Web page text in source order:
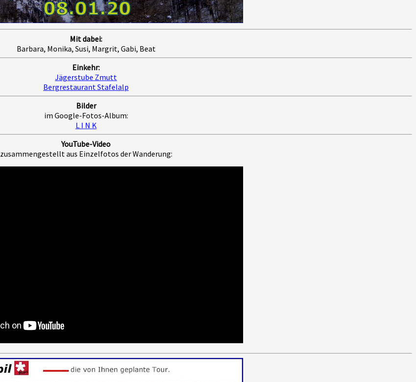
Mit dabei:
Barbara, Monika, Susi, Margrit, Gabi, Beat
Einkehr:
Jägerstube Zmutt
Bergrestaurant Stafelalp
Bilder
im Google-Fotos-Album:
L I N K
YouTube-Video
zusammengestellt aus Einzelfotos der Wanderung: